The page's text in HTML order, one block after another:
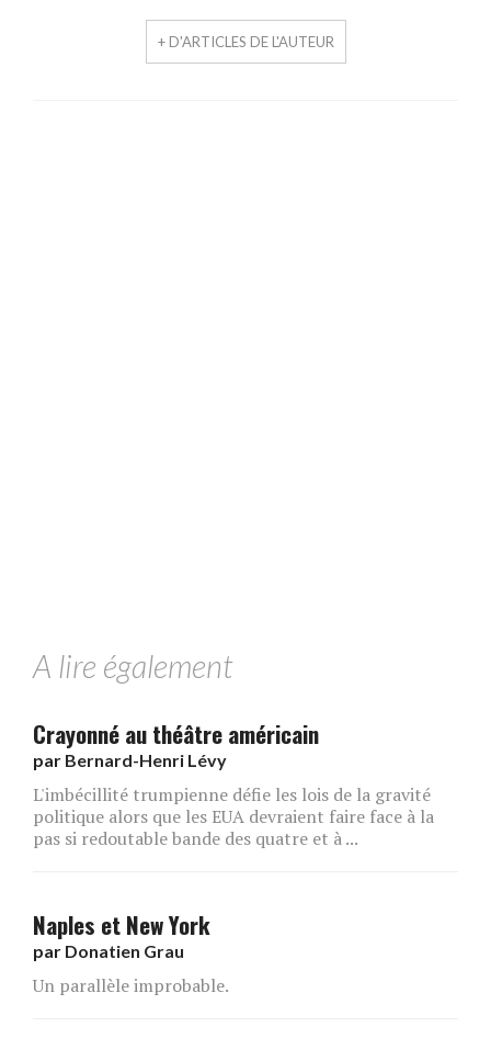
+ D'ARTICLES DE L'AUTEUR
A lire également
Crayonné au théâtre américain
par Bernard-Henri Lévy
L'imbécillité trumpienne défie les lois de la gravité
politique alors que les EUA devraient faire face à la
pas si redoutable bande des quatre et à ...
Naples et New York
par Donatien Grau
Un parallèle improbable.